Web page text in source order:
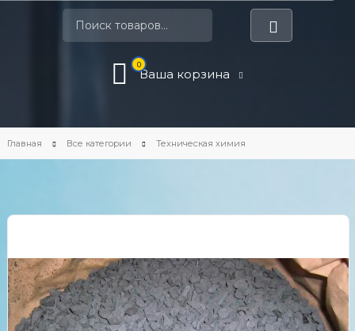
0
Ваша корзина
Главная Все категории Техническая химия